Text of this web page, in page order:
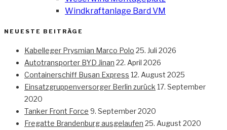
Windkraftanlage Bard VM
NEUESTE BEITRÄGE
Kabelleger Prysmian Marco Polo 25. Juli 2026
Autotransporter BYD Jinan 22. April 2026
Containerschiff Busan Express 12. August 2025
Einsatzgruppenversorger Berlin zurück 17. September
2020
Tanker Front Force 9. September 2020
Fregatte Brandenburg ausgelaufen 25. August 2020